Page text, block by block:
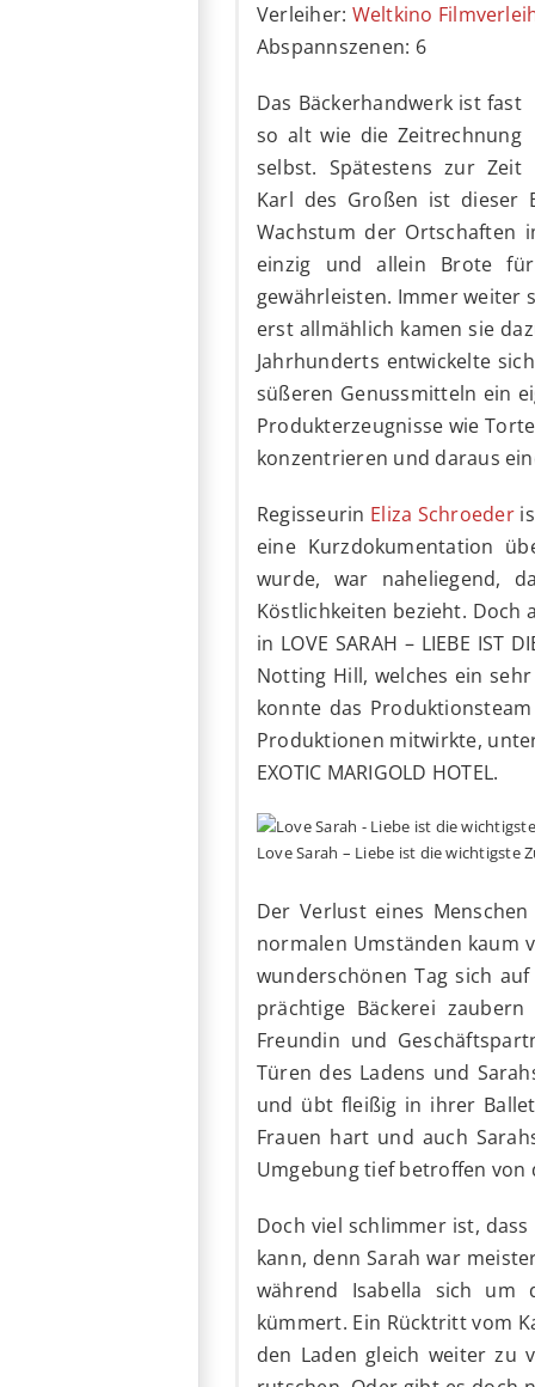
Verleiher: Weltkino
Abspannszenen: 6
Das Bäckerhandwerk ist fast
so alt wie die Zeitrechnung
selbst. Spätestens zur Zeit
Karl des Großen ist dieser
Wachstum der Ortschaften
einzig und allein Brote
gewährleisten. Immer weiter
erst allmählich kamen sie
Jahrhunderts entwickelte
süßeren Genussmitteln ein
Produkterzeugnisse wie
konzentrieren und daraus
Regisseurin Eliza Schroeder
eine Kurzdokumentation
wurde, war naheliegend,
Köstlichkeiten bezieht. Doch
in LOVE SARAH – LIEBE IST
Notting Hill, welches ein
konnte das
Produktionen mitwirkte,
EXOTIC MARIGOLD HOTEL.
Love Sarah – Liebe ist die wichtigste
Der Verlust eines
normalen Umständen kaum
wunderschönen Tag sich
prächtige Bäckerei
Freundin und
Türen des Ladens und
und übt fleißig in ihrer
Frauen hart und auch
Umgebung tief betroffen von
Doch viel schlimmer ist,
kann, denn Sarah war
während Isabella sich um
kümmert. Ein Rücktritt vom
den Laden gleich weiter zu